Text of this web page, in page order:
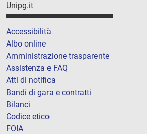
Unipg.it
Accessibilità
Albo online
Amministrazione trasparente
Assistenza e FAQ
Atti di notifica
Bandi di gara e contratti
Bilanci
Codice etico
FOIA